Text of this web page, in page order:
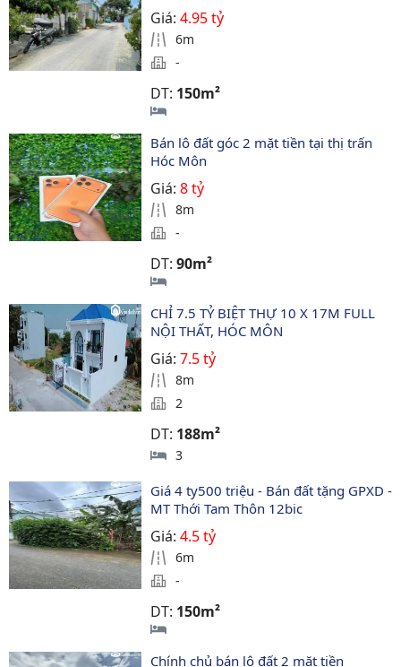
Giá:4.95 tỷ
6m
-
DT: 150m²
Bán lô đất góc 2 mặt tiền tại thị trấn
Hóc Môn
Giá:8 tỷ
8m
-
DT:90m²
CHỈ 7.5 TỶ BIỆT THỰ 10 X 17M FULL
NỘI THẤT, HÓC MÔN
Giá:7.5 tỷ
8m
2
DT: 188m²
3
Giá 4 ty500 triệu - Bán đất tặng GPXD -
MT Thới Tam Thôn 12bic
Giá:4.5 tỷ
6m
-
DT: 150m²
Chính chủ bán lô đất 2 mặt tiền